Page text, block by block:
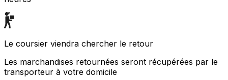
Le coursier viendra chercher le retour
Les marchandises retournées seront récupérées par le
transporteur à votre domicile